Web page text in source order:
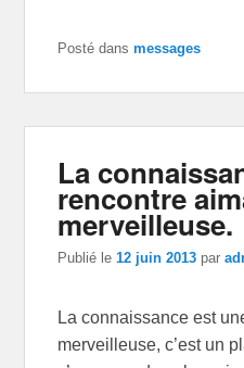
Posté dans messages
La
rencontre
merveilleuse.
Publié le12 juin 2013 par
La connaissance est
merveilleuse, c’est un